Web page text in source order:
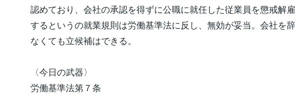
認めており、会社の承認を得ずに公職に就任した従業員を懲戒解
するというの就業規則は労働基準法に反し、無効が妥当。会社を
なくても立候補はできる。
〈今日の武器〉
労働基準法第７条